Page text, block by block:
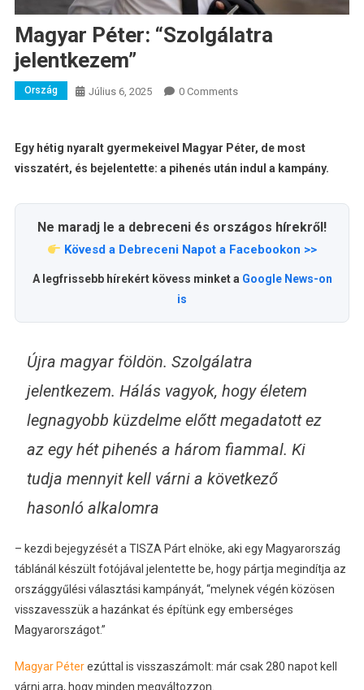
Magyar Péter: “Szolgálatra
jelentkezem”
Ország Július 6, 2025 0 Comments
Egy hétig nyaralt gyermekeivel Magyar Péter, de most
visszatért, és bejelentette: a pihenés után indul a kampány.
Ne maradj le a debreceni és országos hírekről!
Kövesd a Debreceni Napot a Facebookon >>
A legfrissebb hírekért kövess minket a Google News-on
is
Újra magyar földön. Szolgálatra
jelentkezem. Hálás vagyok, hogy életem
legnagyobb küzdelme előtt megadatott ez
az egy hét pihenés a három fiammal. Ki
tudja mennyit kell várni a következő
hasonló alkalomra
– kezdi bejegyzését a TISZA Párt elnöke, aki egy Magyarország
táblánál készült fotójával jelentette be, hogy pártja megindítja az
országgyűlési választási kampányát, “melynek végén közösen
visszavesszük a hazánkat és építünk egy emberséges
Magyarországot.”
Magyar Péterezúttal is visszaszámolt: már csak 280 napot kell
várni arra, hogy minden megváltozzon.